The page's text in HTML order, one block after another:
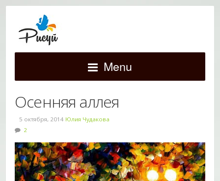
Menu
Осенняя аллея
5 октября, 2014 Юлия Чудакова
2